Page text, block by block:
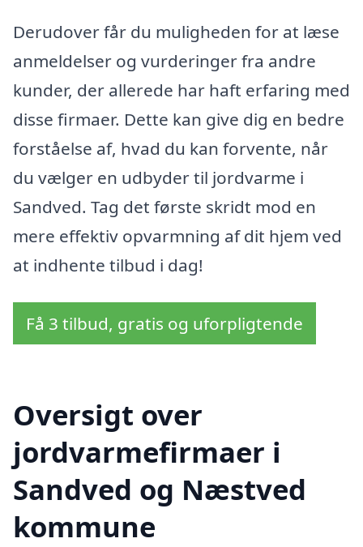
Derudover får du muligheden for at læse
anmeldelser og vurderinger fra andre
kunder, der allerede har haft erfaring med
disse firmaer. Dette kan give dig en bedre
forståelse af, hvad du kan forvente, når
du vælger en udbyder til jordvarme i
Sandved. Tag det første skridt mod en
mere effektiv opvarmning af dit hjem ved
at indhente tilbud i dag!
Få 3 tilbud, gratis og uforpligtende
Oversigt over
jordvarmefirmaer i
Sandved og Næstved
kommune